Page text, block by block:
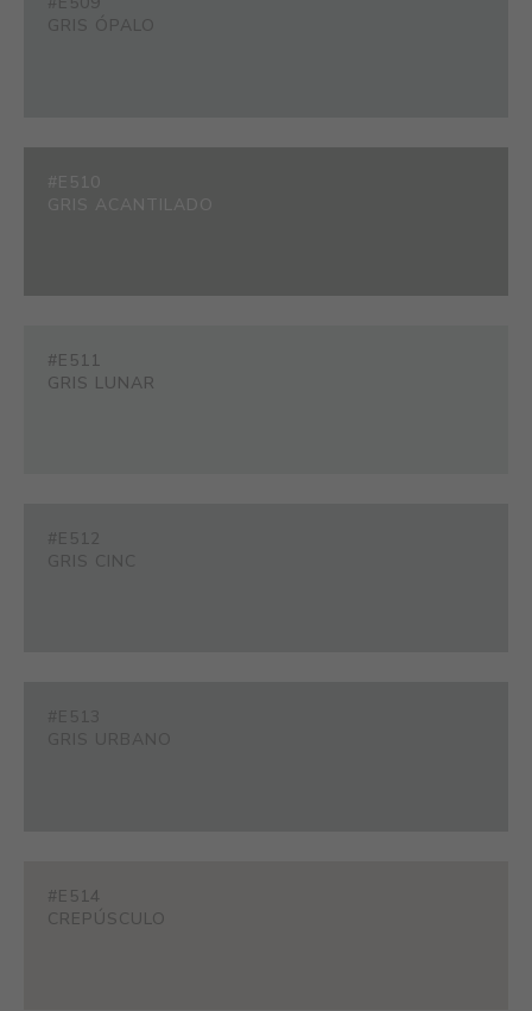
GRIS ÓPALO
#E511
GRIS LUNAR
#E512
GRIS CINC
#E514
CREPÚSCULO